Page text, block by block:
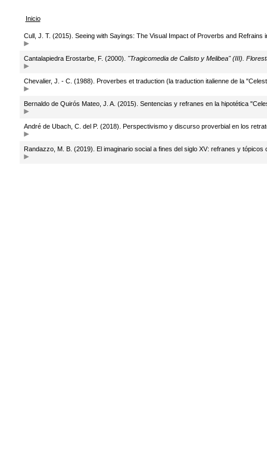
Inicio
Cull, J. T. (2015). Seeing with Sayings: The Visual Impact of Proverbs and Refrains
Cantalapiedra Erostarbe, F. (2000). "Tragicomedia de Calisto y Melibea" (III).
Chevalier, J. - C. (1988). Proverbes et traduction (la traduction italienne de la
Bernaldo de Quirós Mateo, J. A. (2015). Sentencias y refranes en la hipotética
André de Ubach, C. del P. (2018). Perspectivismo y discurso proverbial en los
Randazzo, M. B. (2019). El imaginario social a fines del siglo XV: refranes y